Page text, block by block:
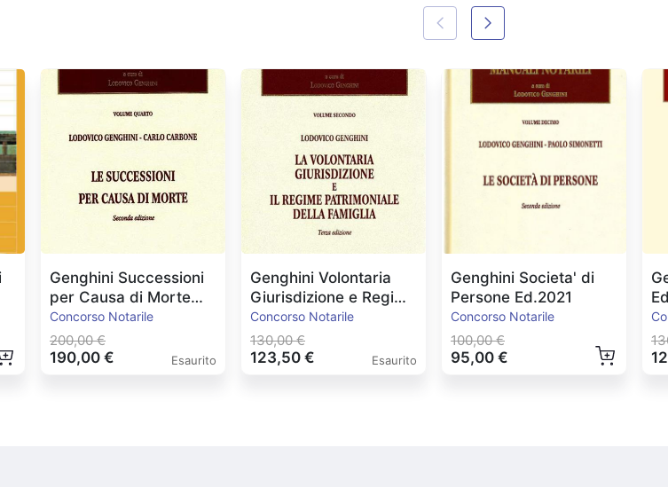
Genghini Successioni
per Causa di Morte
Ed.2023
Concorso Notarile
200,00 €
190,00 € Esaurito
Genghini Volontaria
Giurisdizione e Regime
Patrimoniale
Concorso Notarile
130,00 €
123,50 € Esaurito
Genghini Societa' di
Persone Ed.2021
Concorso Notarile
100,00 €
95,00 €